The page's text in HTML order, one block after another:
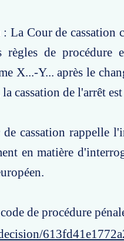
La Cour de cassation
de procédure
X...-Y... après le
cassation de l'arrêt
cassation rappelle
en matière
de procédure